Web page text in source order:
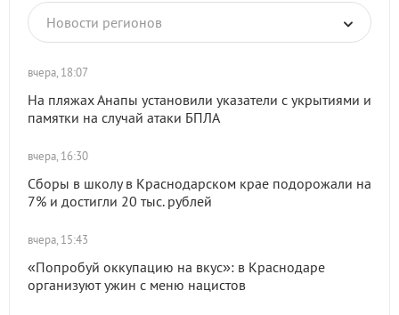
Новости регионов
вчера, 18:07
На пляжах Анапы установили указатели с укрытиями и
памятки на случай атаки БПЛА
вчера, 16:30
Сборы в школу в Краснодарском крае подорожали на
7% и достигли 20 тыс. рублей
вчера, 15:43
«Попробуй оккупацию на вкус»: в Краснодаре
организуют ужин с меню нацистов